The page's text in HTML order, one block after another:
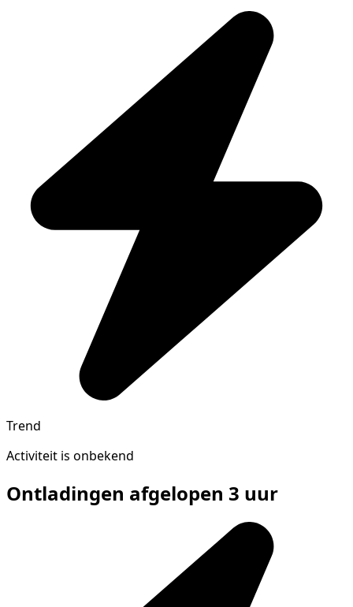
Trend
Activiteit is onbekend
Ontladingen afgelopen 3 uur